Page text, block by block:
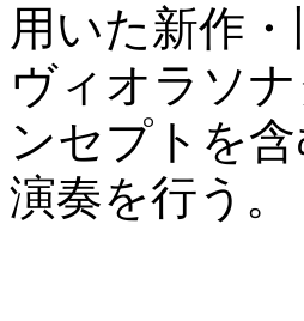
用いた新作
ヴィオラソ
ンセプトを
演奏を行う。